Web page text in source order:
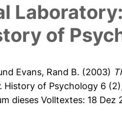
of
Evans, Rand B. (2003)
History of Psychology 6
dieses Volltextes: 18 Dez